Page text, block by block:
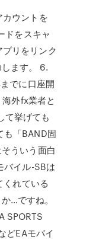
ウントを
ドをスキャ
リをリンク
ます。 6.
でに口座開
外fx業者と
て挙げても
も「BAND固
ういう面白
バイル-SBは
れている
…ですね。
SPORTS
どEAモバイ